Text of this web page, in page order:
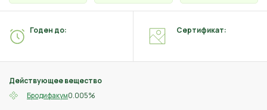
Действующее вещество
Бродифакум0.005%
Годен до: Сертификат: